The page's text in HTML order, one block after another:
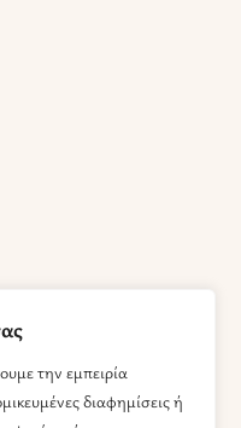
την εμπειρία
διαφημίσεις ή